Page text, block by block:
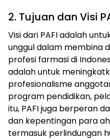
2. Tujuan dan Visi
Visi dari PAFI adalah
unggul dalam membina
profesi farmasi di
adalah untuk
profesionalisme
program pendidikan,
itu, PAFI juga berperan
dan kepentingan para
termasuk perlindungan